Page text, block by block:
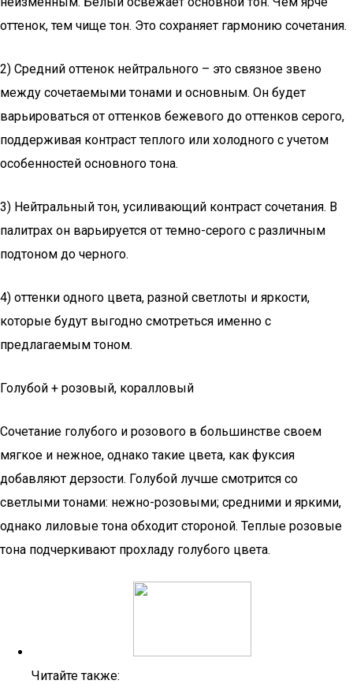
оттенок, тем чище тон. Это сохраняет гармонию сочетания.
2) Средний оттенок нейтрального – это связное звено
между сочетаемыми тонами и основным. Он будет
варьироваться от оттенков бежевого до оттенков серого,
поддерживая контраст теплого или холодного с учетом
особенностей основного тона.
3) Нейтральный тон, усиливающий контраст сочетания. В
палитрах он варьируется от темно-серого с различным
подтоном до черного.
4) оттенки одного цвета, разной светлоты и яркости,
которые будут выгодно смотреться именно с
предлагаемым тоном.
Голубой + розовый, коралловый
Сочетание голубого и розового в большинстве своем
мягкое и нежное, однако такие цвета, как фуксия
добавляют дерзости. Голубой лучше смотрится со
светлыми тонами: нежно-розовыми; средними и яркими,
однако лиловые тона обходит стороной. Теплые розовые
тона подчеркивают прохладу голубого цвета.
Читайте также: